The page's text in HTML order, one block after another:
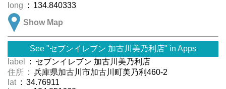
long : 134.840333
Show Map
See "セブンイレブン 加古川美乃利店" in Apps
label
: セブンイレブン 加古川美乃利店
住所 : 兵庫県加古川市加古川町美乃利460-2
lat : 34.76911